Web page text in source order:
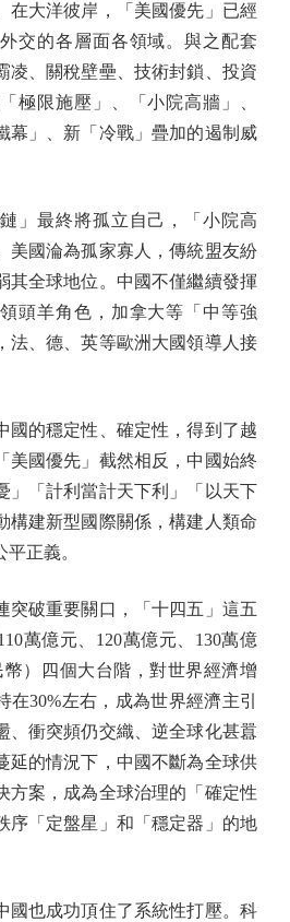
在大洋彼岸，「美國優先」已經
交的各層面各領域。與之配套
凌、關稅壁壘、技術封鎖、投資
極限施壓」、「小院高牆」、
幕」、新「冷戰」疊加的遏制威
最終將孤立自己，「小院高
美國淪為孤家寡人，傳統盟友紛
其全球地位。中國不僅繼續發揮
頭羊角色，加拿大等「中等強
法、德、英等歐洲大國領導人接
的穩定性、確定性，得到了越
美國優先」截然相反，中國始終
」「計利當計天下利」「以天下
構建新型國際關係，構建人類命
正義。
破重要關口，「十四五」這五
萬億元、120萬億元、130萬億
幣）四個大台階，對世界經濟增
30%左右，成為世界經濟主引
、衝突頻仍交織、逆全球化甚囂
延的情況下，中國不斷為全球供
方案，成為全球治理的「確定性
序「定盤星」和「穩定器」的地
也成功頂住了系統性打壓。科